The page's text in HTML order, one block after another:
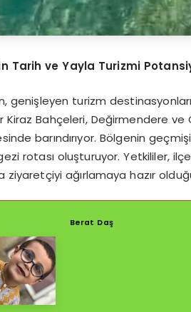
Tarih ve Yayla Turizmi
genişleyen turizm
Kiraz Bahçeleri, Değirmendere
barındırıyor. Bölgenin
rotası oluşturuyor. Yetkililer,
ziyaretçiyi ağırlamaya hazır
Berat Daş